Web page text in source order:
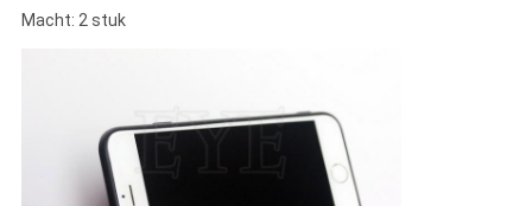
Macht: 2 stuk